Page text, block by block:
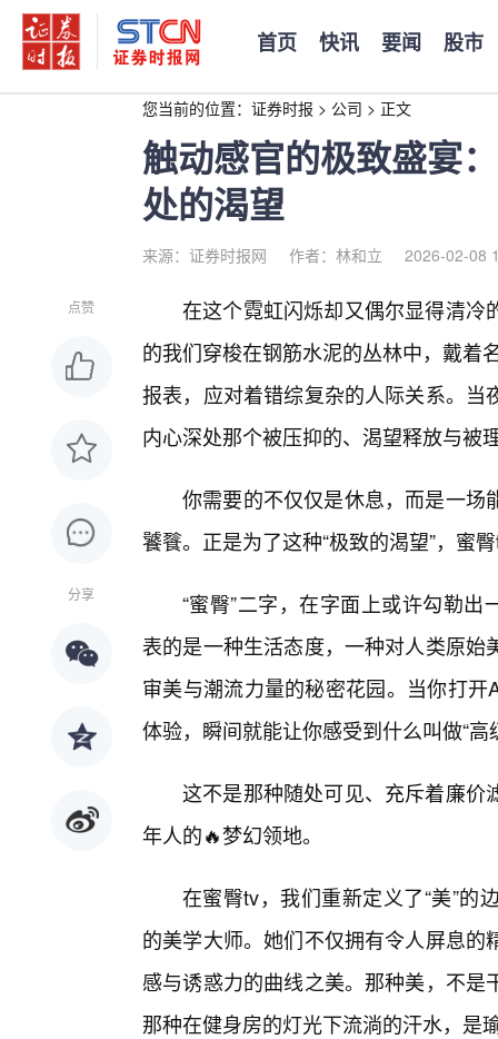
首页 快讯 要闻 股市
您当前的位置： 证券时报 > 公司 > 正文
触动感官的极致盛宴
处的渴望
来源：证券时报网 作者：林和立 2026-02-08
点赞
分享
在这个霓虹闪烁却又偶尔显得清冷
的我们穿梭在钢筋水泥的丛林中，戴着
报表，应对着错综复杂的人际关系。
内心深处那个被压抑的、渴望释放与被
你需要的不仅仅是休息，而是一场
饕餮。正是为了这种“极致的渴望”，蜜
“蜜臀”二字，在字面上或许勾勒
表的是一种生活态度，一种对人类原
审美与潮流力量的秘密花园。当你打
体验，瞬间就能让你感受到什么叫做“高
这不是那种随处可见、充斥着廉价
年人的🔥梦幻领地。
在蜜臀tv，我们重新定义了“美”的
的美学大师。她们不仅拥有令人屏息
感与诱惑力的曲线之美。那种美，不
那种在健身房的灯光下流淌的汗水，是